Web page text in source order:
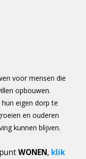
voor mensen die
opbouwen.
eigen dorp te
en ouderen
kunnen blijven.
WONEN, klik